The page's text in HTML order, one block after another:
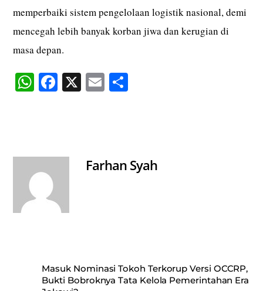
memperbaiki sistem pengelolaan logistik nasional, demi
mencegah lebih banyak korban jiwa dan kerugian di
masa depan.
W
pp
Fa X E
Farhan Syah
Masuk Nominasi Tokoh Terkorup Versi OCCRP,
Bukti Bobroknya Tata Kelola Pemerintahan Era